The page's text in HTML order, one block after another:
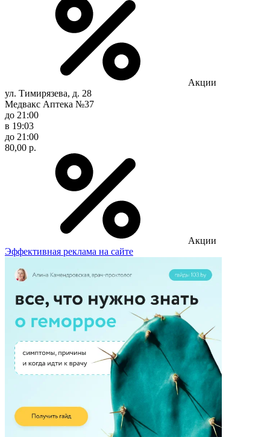
Акции
ул. Тимирязева, д. 28
Медвакс Аптека №37
до 21:00
в 19:03
до 21:00
80,00 р.
Акции
Эффективная реклама на сайте